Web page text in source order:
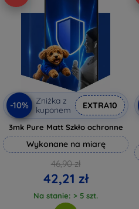
-10%
Zniżka z
kuponem
EXTRA10
3mk Pure Matt Szkło ochronne
Wykonane na miarę
46,90 zł
42,21 zł
Na stanie: > 5 szt.